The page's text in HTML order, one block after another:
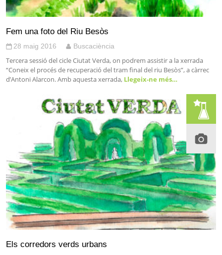
Fem una foto del Riu Besòs
28 maig 2016 Buscaciència
Tercera sessió del cicle Ciutat Verda, on podrem assistir a la xerrada
“Coneix el procés de recuperació del tram final del riu Besòs”, a càrrec
d’Antoni Alarcon. Amb aquesta xerrada, Llegeix-ne més…
Els corredors verds urbans